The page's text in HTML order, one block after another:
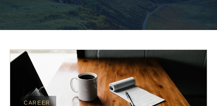
TIER HRについて
転職・ご登録のご相談
求職者・転職希望の方はこちら
採用のご相談
採用担当・HR担当者の方はこちら
CAREER